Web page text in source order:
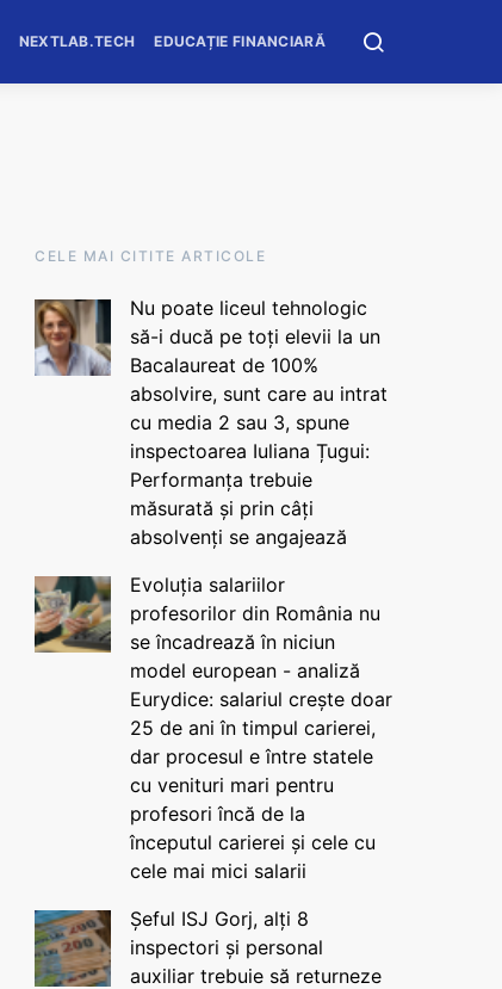
NEXTLAB.TECH EDUCAȚIE FINANCIARĂ
CELE MAI CITITE ARTICOLE
Nu poate liceul tehnologic
să-i ducă pe toți elevii la un
Bacalaureat de 100%
absolvire, sunt care au intrat
cu media 2 sau 3, spune
inspectoarea Iuliana Țugui:
Performanța trebuie
măsurată și prin câți
absolvenți se angajează
Evoluția salariilor
profesorilor din România nu
se încadrează în niciun
model european - analiză
Eurydice: salariul crește doar
25 de ani în timpul carierei,
dar procesul e între statele
cu venituri mari pentru
profesori încă de la
începutul carierei și cele cu
cele mai mici salarii
Șeful ISJ Gorj, alți 8
inspectori și personal
auxiliar trebuie să returneze